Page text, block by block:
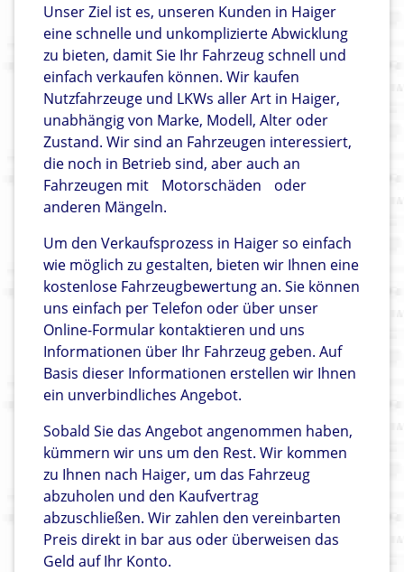
Unser Ziel ist es, unseren Kunden in Haiger
eine schnelle und unkomplizierte Abwicklung
zu bieten, damit Sie Ihr Fahrzeug schnell und
einfach verkaufen können. Wir kaufen
Nutzfahrzeuge und LKWs aller Art in Haiger,
unabhängig von Marke, Modell, Alter oder
Zustand. Wir sind an Fahrzeugen interessiert,
die noch in Betrieb sind, aber auch an
Fahrzeugen mit
Motorschäden
oder
anderen Mängeln.
Um den Verkaufsprozess in Haiger so einfach
wie möglich zu gestalten, bieten wir Ihnen eine
kostenlose Fahrzeugbewertung an. Sie können
uns einfach per Telefon oder über unser
Online-Formular kontaktieren und uns
Informationen über Ihr Fahrzeug geben. Auf
Basis dieser Informationen erstellen wir Ihnen
ein unverbindliches Angebot.
Sobald Sie das Angebot angenommen haben,
kümmern wir uns um den Rest. Wir kommen
zu Ihnen nach Haiger, um das Fahrzeug
abzuholen und den Kaufvertrag
abzuschließen. Wir zahlen den vereinbarten
Preis direkt in bar aus oder überweisen das
Geld auf Ihr Konto.